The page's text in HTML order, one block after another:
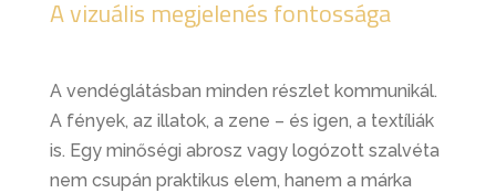
A vizuális megjelenés fontossága
A vendéglátásban minden részlet kommunikál.
A fények, az illatok, a zene – és igen, a textíliák
is. Egy minőségi abrosz vagy logózott szalvéta
nem csupán praktikus elem, hanem a márka